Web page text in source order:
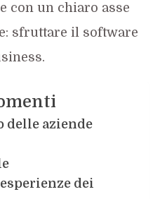
con un chiaro asse
sfruttare il software
delle aziende
dei